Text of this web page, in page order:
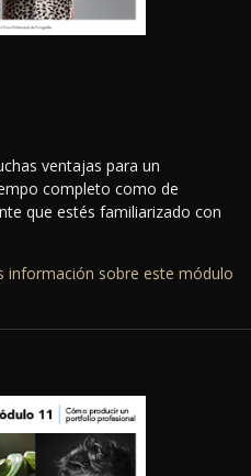
ventajas para un
completo como de
que estés familiarizado con
información sobre este módulo